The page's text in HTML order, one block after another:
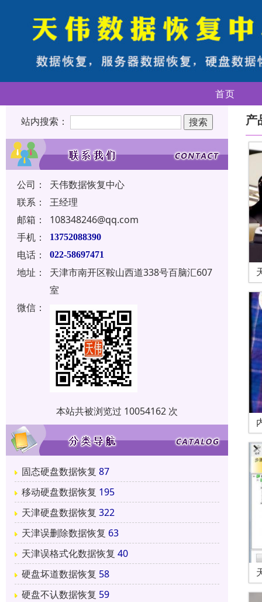
首页
站内搜索：
公司：
天伟数据恢复中心
联系：
王经理
邮箱：
108348246@qq.com
手机：
13752088390
电话： 022-58697471
地址：
天津市南开区鞍山西道338号百脑汇607
室
微信：
本站共被浏览过 10054162 次
固态硬盘数据恢复 87
移动硬盘数据恢复 195
天津硬盘数据恢复 322
天津误删除数据恢复 63
天津误格式化数据恢复 40
硬盘坏道数据恢复 58
硬盘不认数据恢复 59
产